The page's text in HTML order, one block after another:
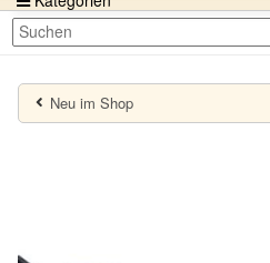
Neu im Shop